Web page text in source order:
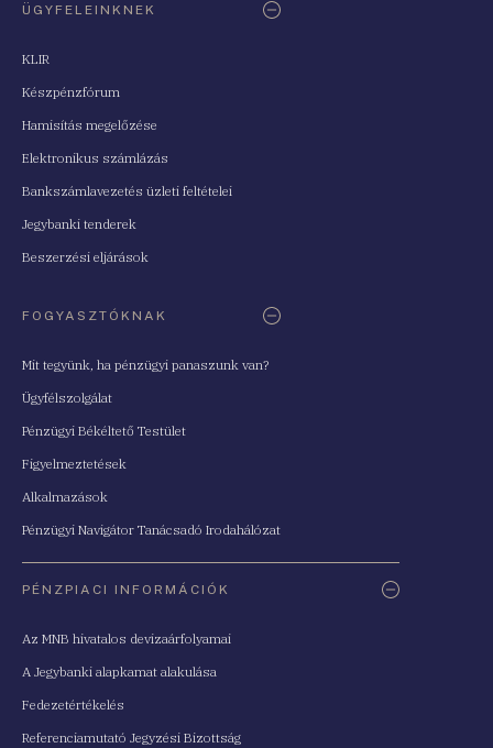
ÜGYFELEINKNEK
KLIR
Készpénzfórum
Hamisítás megelőzése
Elektronikus számlázás
Bankszámlavezetés üzleti feltételei
Jegybanki tenderek
Beszerzési eljárások
FOGYASZTÓKNAK
Mit tegyünk, ha pénzügyi panaszunk van?
Ügyfélszolgálat
Pénzügyi Békéltető Testület
Figyelmeztetések
Alkalmazások
Pénzügyi Navigátor Tanácsadó Irodahálózat
PÉNZPIACI INFORMÁCIÓK
Az MNB hivatalos devizaárfolyamai
A Jegybanki alapkamat alakulása
Fedezetértékelés
Referenciamutató Jegyzési Bizottság